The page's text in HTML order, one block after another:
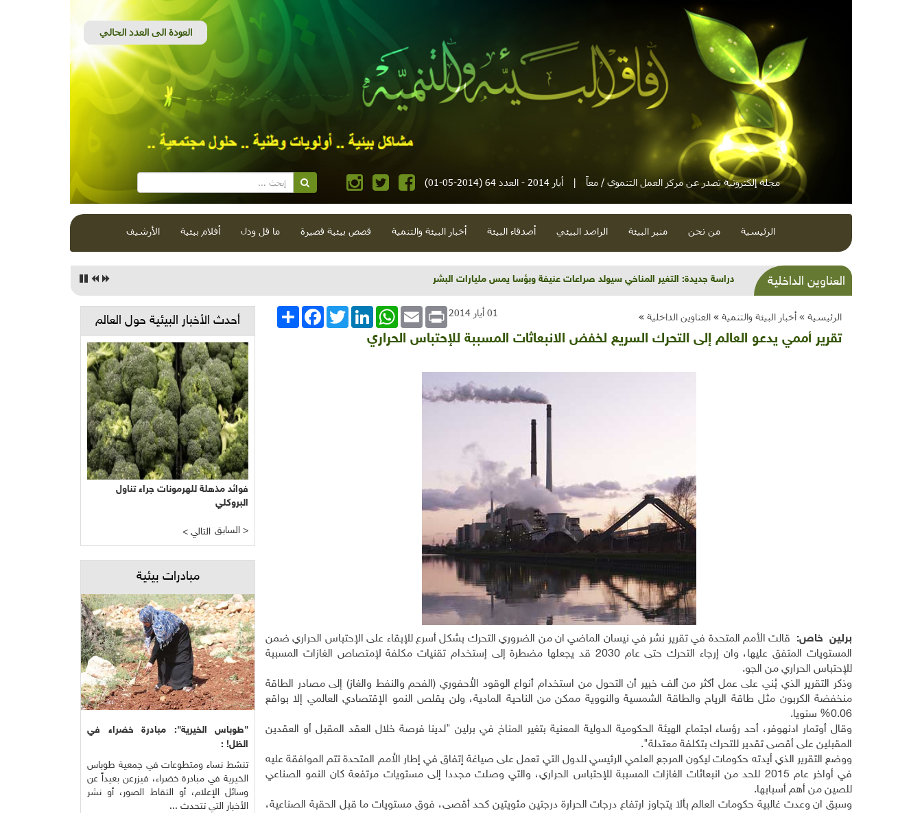
مجلة إلكترونية تصدر عن مركز العمل التنموي / معاً | أيار 2014 - العدد 64 (2014-05-01)
الرئيسية من نحن منبر البيئة الراصد البيئي أصدقاء البيئة أخبار البيئة والتنمية قصص بيئية قصيرة ما قل ودل أفلام بيئية الأرشيف
العناوين الداخلية دراسة جديدة: التغير المناخي سيولد صراعات عنيفة وبؤسا يمس مليارات البشر
الرئيسية » أخبار البيئة والتنمية » العناوين الداخلية » انشر
FacebookTwitterLinkedInWhatsApp Email Print 01 أيار 2014
تقرير أممي يدعو العالم إلى التحرك السريع لخفض الانبعاثات المسببة للإحتباس الحراري
برلين خاص: قالت الأمم المتحدة في تقرير نشر في نيسان الماضي ان من الضروري التحرك بشكل أسرع للإبقاء على الإحتباس الحراري ضمن
المستويات المتفق عليها، وان إرجاء التحرك حتى عام 2030 قد يجعلها مضطرة إلى إستخدام تقنيات مكلفة لإمتصاص الغازات المسببة
للإحتباس الحراري من الجو.
وذكر التقرير الذي بُني على عمل أكثر من ألف خبير أن التحول من استخدام أنواع الوقود الاُحفوري (الفحم والنفط والغاز) إلى مصادر الطاقة
منخفضة الكربون مثل طاقة الرياح والطاقة الشمسية والنووية ممكن من الناحية المادية، ولن يقلص النمو الإقتصادي العالمي إلا بواقع
0.06% سنويا.
وقال أوتمار ادنهوفر، أحد رؤساء اجتماع الهيئة الحكومية الدولية المعنية بتغير المناخ في برلين "لدينا فرصة خلال العقد المقبل أو العقدين
المقبلين على أقصى تقدير للتحرك بتكلفة معتدلة".
ووضع التقرير الذي أيدته حكومات ليكون المرجع العلمي الرئيسي للدول التي تعمل على صياغة إتفاق في إطار الاُمم المتحدة تتم الموافقة عليه
في أواخر عام 2015 للحد من انبعاثات الغازات المسببة للإحتباس الحراري، والتي وصلت مجددا إلى مستويات مرتفعة كان النمو الصناعي
للصين من أهم أسبابها.
وسبق ان وعدت غالبية حكومات العالم بألا يتجاوز ارتفاع درجات الحرارة درجتين مئويتين كحد أقصى، فوق مستويات ما قبل الحقبة الصناعية،
أحدث الأخبار البيئية حول العالم
فوائد مذهلة للهرمونات جراء تناول
البروكلي
< التالي السابق >
مبادرات بيئية
"طوباس الخيرية": مبادرة خضراء في
الظل! :
تنشط نساء ومتطوعات في جمعية طوباس
الخيرية في مبادرة خضراء، فيزرعن بعيداً عن
وسائل الإعلام، أو التقاط الصور، أو نشر
الأخبار التي تتحدث ...